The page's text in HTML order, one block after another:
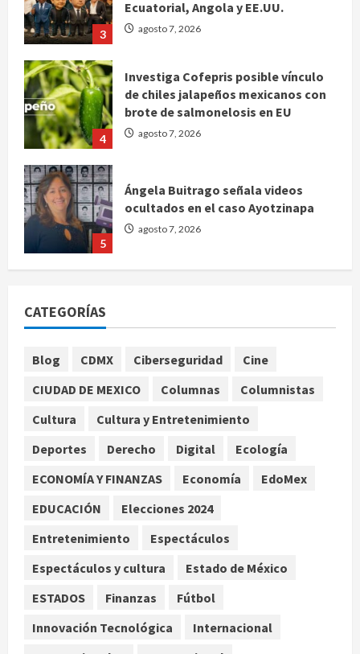
3
Ecuatorial, Angola y EE.UU.
agosto 7, 2026
4
Investiga Cofepris posible vínculo
de chiles jalapeños mexicanos con
brote de salmonelosis en EU
agosto 7, 2026
5
Ángela Buitrago señala videos
ocultados en el caso Ayotzinapa
agosto 7, 2026
Colombia despide al gobierno de
promesas de cambio
agosto 7, 2026
institucional en Brasil, Guinea
Ecuatorial, Angola y EE.UU.
Investiga Cofepris posible vínculo
brote de salmonelosis en EU
CATEGORÍAS
Blog CDMX Ciberseguridad
Cine
CIUDAD DE MEXICO
Columnas
Columnistas
Cultura
Cultura y Entretenimiento
Deportes
Derecho Digital
Ecología
ECONOMÍA Y FINANZAS
Economía
EdoMex
EDUCACIÓN
Elecciones 2024
Entretenimiento
Espectáculos
Espectáculos y cultura
Estado de México
ESTADOS
Finanzas
Fútbol
Innovación Tecnológica
Internacional